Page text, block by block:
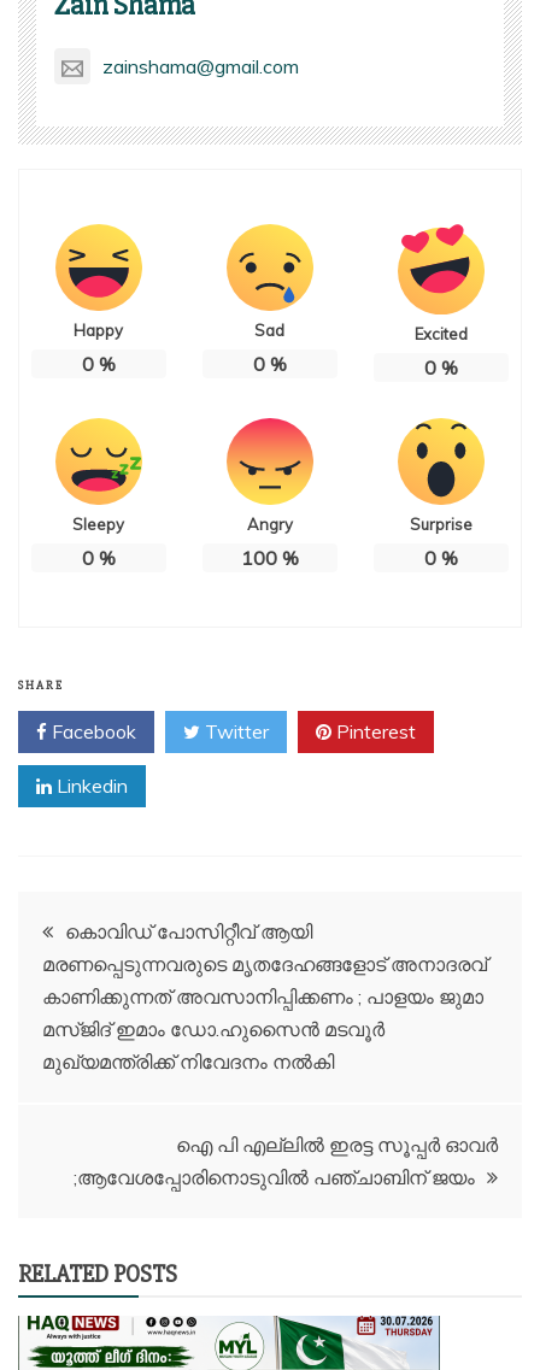
zainshama@gmail.com
Happy
0%
Sad
0%
Excited
0%
Sleepy
0%
Angry
100%
Surprise
0%
SHARE
Facebook Twitter Pinterest
Linkedin
Post
navigation
കൊവിഡ് പോസിറ്റീവ് ആയി
മരണപ്പെടുന്നവരുടെ മൃതദേഹങ്ങളോട് അനാദരവ്
കാണിക്കുന്നത് അവസാനിപ്പിക്കണം ; പാളയം ജുമാ
മസ്ജിദ് ഇമാം ഡോ.ഹുസൈന്‍ മടവൂര്‍
മുഖ്യമന്ത്രിക്ക് നിവേദനം നൽകി
ഐ പി എല്ലിൽ ഇരട്ട സൂപ്പർ ഓവർ
;ആവേശപ്പോരിനൊടുവില്‍ പഞ്ചാബിന് ജയം
RELATED POSTS